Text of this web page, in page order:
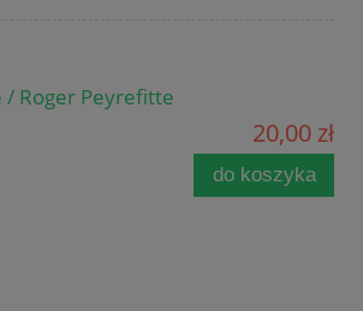
/ Roger Peyrefitte
20,00 zł
do koszyka